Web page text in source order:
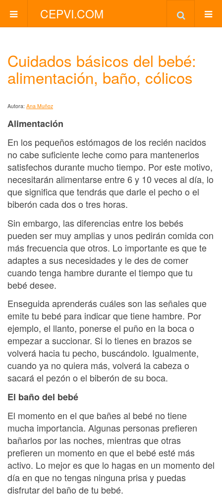
CEPVI.COM
Cuidados básicos del bebé:
alimentación, baño, cólicos
Autora: Ana Muñoz
Alimentación
En los pequeños estómagos de los recién nacidos
no cabe suficiente leche como para mantenerlos
satisfechos durante mucho tiempo. Por este motivo,
necesitarán alimentarse entre 6 y 10 veces al día, lo
que significa que tendrás que darle el pecho o el
biberón cada dos o tres horas.
Sin embargo, las diferencias entre los bebés
pueden ser muy amplias y unos pedirán comida con
más frecuencia que otros. Lo importante es que te
adaptes a sus necesidades y le des de comer
cuando tenga hambre durante el tiempo que tu
bebé desee.
Enseguida aprenderás cuáles son las señales que
emite tu bebé para indicar que tiene hambre. Por
ejemplo, el llanto, ponerse el puño en la boca o
empezar a succionar. Si lo tienes en brazos se
volverá hacia tu pecho, buscándolo. Igualmente,
cuando ya no quiera más, volverá la cabeza o
sacará el pezón o el biberón de su boca.
El baño del bebé
El momento en el que bañes al bebé no tiene
mucha importancia. Algunas personas prefieren
bañarlos por las noches, mientras que otras
prefieren un momento en que el bebé esté más
activo. Lo mejor es que lo hagas en un momento del
día en que no tengas ninguna prisa y puedas
disfrutar del baño de tu bebé.